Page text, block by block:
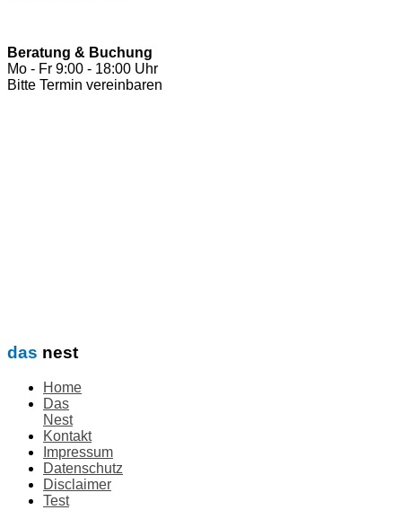
Beratung & Buchung
Mo - Fr 9:00 - 18:00 Uhr
Bitte Termin vereinbaren
das nest
Home
Das
Nest
Kontakt
Impressum
Datenschutz
Disclaimer
Test